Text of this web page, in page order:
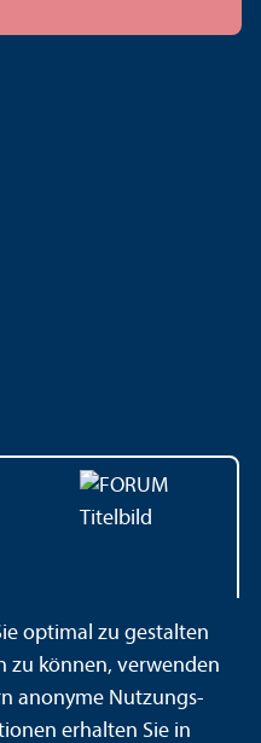
Barrierefreiheit
Sprache Sitemap
optimal zu gestalten
zu können, verwenden
anonyme Nutzungs­
erhalten Sie in